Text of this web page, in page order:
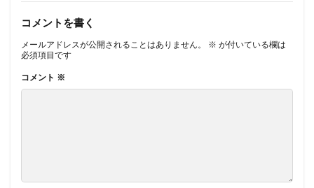
コメントを書く
メールアドレスが公開されることはありません。 ※ が付いている欄は
必須項目です
コメント ※